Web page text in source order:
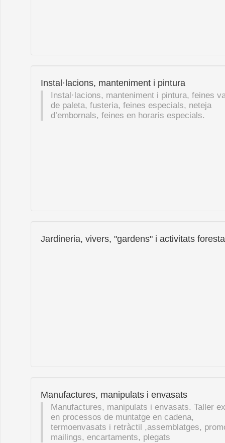
Instal·lacions, manteniment i pintura
Instal·lacions, manteniment i pintura, feines
de paleta, fusteria, feines especials, neteja
d’embornals, feines en horaris especials.
Jardineria, vivers, "gardens" i activitats
Manufactures, manipulats i envasats
Manufactures, manipulats i envasats. Taller
en processos de muntatge en cadena,
termoenvasats i retràctil ,assemblatges,
mailings, encartaments, plegats